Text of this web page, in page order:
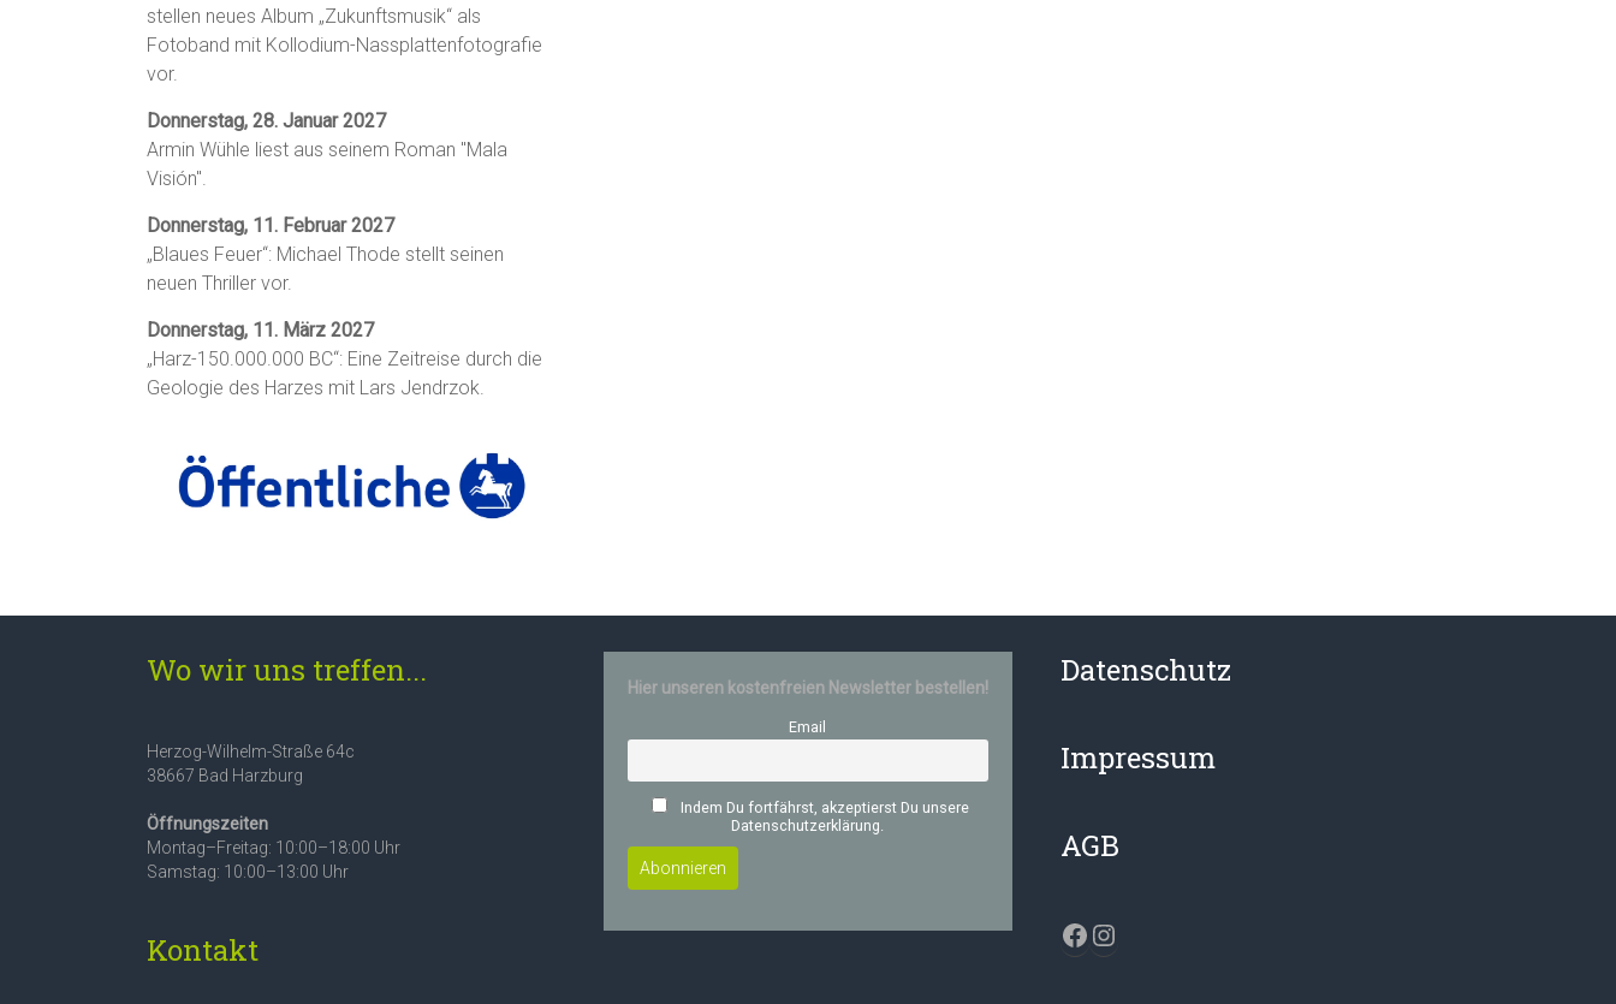
stellen neues Album „Zukunftsmusik“ als
Fotoband mit Kollodium-Nassplattenfotografie
vor.
Donnerstag, 28. Januar 2027
Armin Wühle liest aus seinem Roman "Mala
Visión".
Donnerstag, 11. Februar 2027
„Blaues Feuer“: Michael Thode stellt seinen
neuen Thriller vor.
Donnerstag, 11. März 2027
„Harz-150.000.000 BC“: Eine Zeitreise durch die
Geologie des Harzes mit Lars Jendrzok.
Wo wir uns treffen...
Herzog-Wilhelm-Straße 64c
38667 Bad Harzburg
Öffnungszeiten
Montag–Freitag: 10:00–18:00 Uhr
Samstag: 10:00–13:00 Uhr
Kontakt
Hier unseren kostenfreien Newsletter bestellen!
Email
Indem Du fortfährst, akzeptierst Du unsere
Datenschutzerklärung.
Datenschutz
Impressum
AGB
Facebook
Instagram